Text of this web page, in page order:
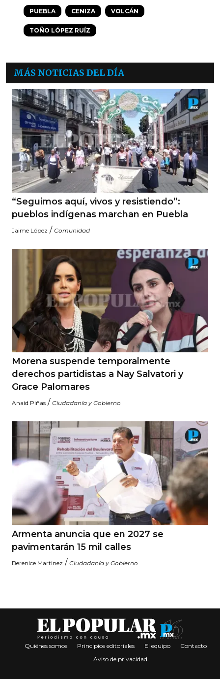
PUEBLA CENIZA VOLCÁN
TOÑO LÓPEZ RUÍZ
MÁS NOTICIAS DEL DÍA
“Seguimos aquí, vivos y resistiendo”:
pueblos indígenas marchan en Puebla
Jaime López / Comunidad
Morena suspende temporalmente
derechos partidistas a Nay Salvatori y
Grace Palomares
Anaid Piñas / Ciudadanía y Gobierno
Armenta anuncia que en 2027 se
pavimentarán 15 mil calles
Berenice Martinez / Ciudadanía y Gobierno
Quiénes somos Principios editoriales El equipo
Contacto
Aviso de privacidad